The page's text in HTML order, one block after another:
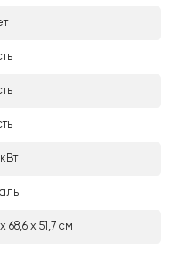
кВт
х 68,6 х 51,7 см